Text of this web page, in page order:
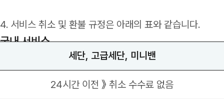
4. 서비스 취소 및 환불 규정은 아래의 표와 같습니다.
국내 서비스
세단, 고급세단, 미니밴
24시간 이전 》 취소 수수료 없음